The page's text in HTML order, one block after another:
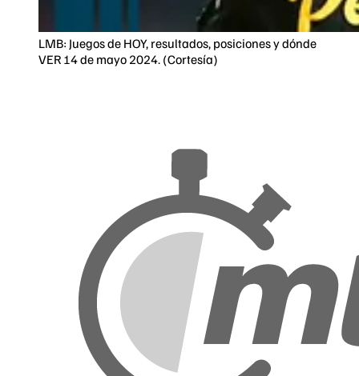
LMB: Juegos de HOY, resultados, posiciones y dónde
VER 14 de mayo 2024. (Cortesía)